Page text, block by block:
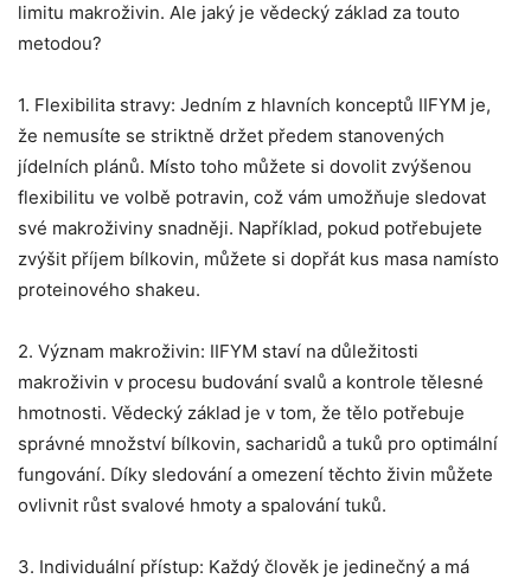
limitu makroživin. Ale jaký je vědecký základ za touto
metodou?
1. Flexibilita stravy: Jedním z hlavních konceptů IIFYM je,
že nemusíte se striktně držet předem stanovených
jídelních plánů. Místo toho můžete si dovolit zvýšenou
flexibilitu ve volbě potravin, což vám umožňuje sledovat
své makroživiny snadněji. Například, pokud potřebujete
zvýšit příjem bílkovin, můžete si dopřát kus masa namísto
proteinového shakeu.
2. Význam makroživin: IIFYM staví na důležitosti
makroživin v procesu budování svalů a kontrole tělesné
hmotnosti. Vědecký základ je v tom, že tělo potřebuje
správné množství bílkovin, sacharidů a tuků pro optimální
fungování. Díky sledování a omezení těchto živin můžete
ovlivnit růst svalové hmoty a spalování tuků.
3. Individuální přístup: Každý člověk je jedinečný a má